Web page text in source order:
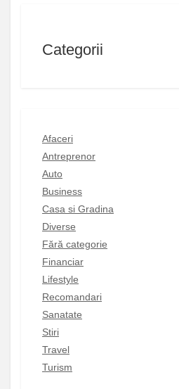
Categorii
Afaceri
Antreprenor
Auto
Business
Casa si Gradina
Diverse
Fără categorie
Financiar
Lifestyle
Recomandari
Sanatate
Stiri
Travel
Turism